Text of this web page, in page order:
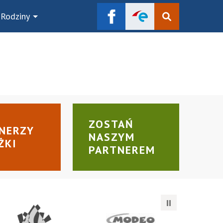
Szukaj
ZOSTAŃ
NASZYM
PARTNEREM